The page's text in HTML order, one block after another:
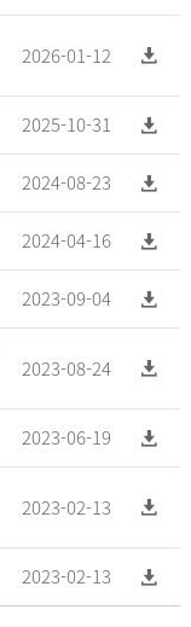
2026-01-12
2025-10-31
2024-08-23
2024-04-16
2023-09-04
2023-08-24
2023-06-19
2023-02-13
2023-02-13